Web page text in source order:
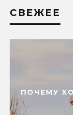
СВЕЖЕЕ
ПОЧЕМУ